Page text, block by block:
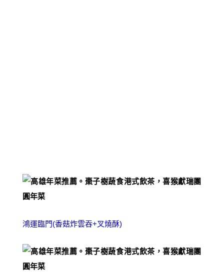
鴻運臨門(香菇炸雲吞+叉燒酥)